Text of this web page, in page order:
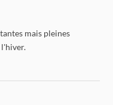
mais pleines